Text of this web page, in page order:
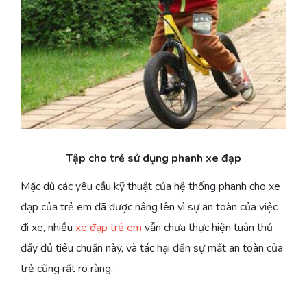
Tập cho trẻ sử dụng phanh xe đạp
Mặc dù các yêu cầu kỹ thuật của hệ thống phanh cho xe
đạp của trẻ em đã được nâng lên vì sự an toàn của việc
đi xe, nhiều xe đạp trẻ em vẫn chưa thực hiện tuân thủ
đầy đủ tiêu chuẩn này, và tác hại đến sự mất an toàn của
trẻ cũng rất rõ ràng.